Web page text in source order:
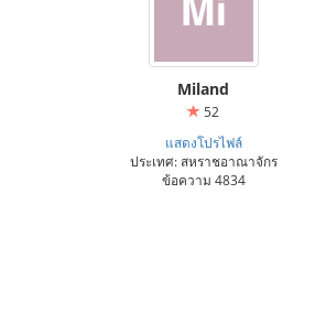
Miland
52
แสดงโปรไฟล์
ประเทศ: สหราชอาณาจักร
ข้อความ 4834